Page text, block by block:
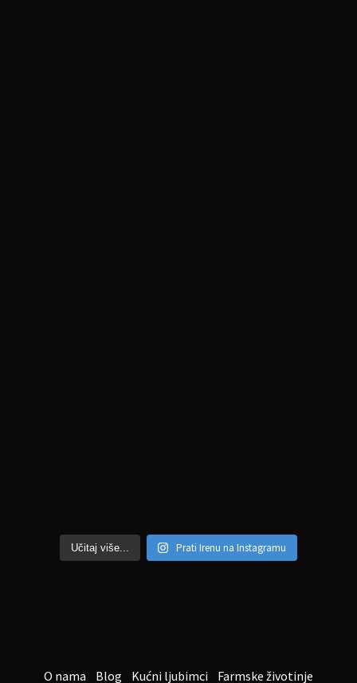
Učitaj više... Prati Irenu na Instagramu
O nama Blog Kućni ljubimci Farmske životinje